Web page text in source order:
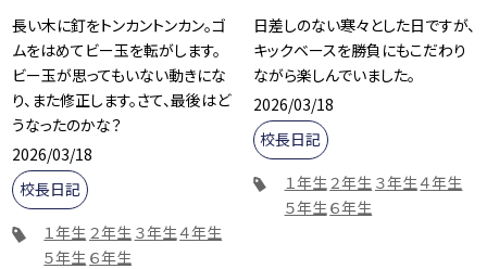
長い木に釘をトンカントンカン。ゴ
ムをはめてビー玉を転がします。
ビー玉が思ってもいない動きにな
り、また修正します。さて、最後はど
うなったのかな？
2026/03/18
校長日記
１年生 ２年生 ３年生４年生
５年生 ６年生
日差しのない寒々とした日ですが、
キックベースを勝負にもこだわり
ながら楽しんでいました。
2026/03/18
校長日記
１年生２年生 ３年生４年生
５年生６年生